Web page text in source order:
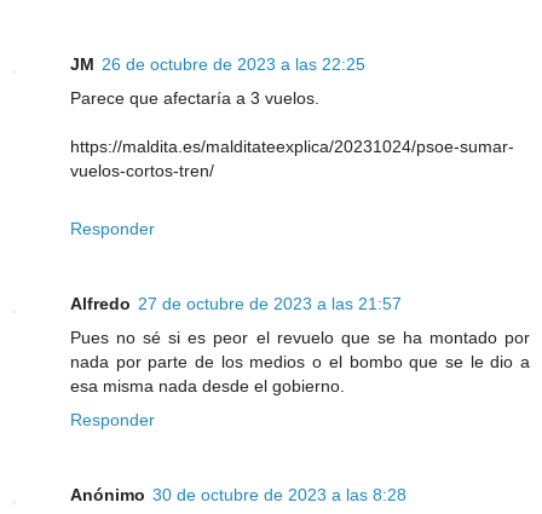
JM 26 de octubre de 2023 a las 22:25
Parece que afectaría a 3 vuelos.
https://maldita.es/malditateexplica/20231024/psoe-sumar-
vuelos-cortos-tren/
Responder
Alfredo 27 de octubre de 2023 a las 21:57
Pues no sé si es peor el revuelo que se ha montado por
nada por parte de los medios o el bombo que se le dio a
esa misma nada desde el gobierno.
Responder
Anónimo 30 de octubre de 2023 a las 8:28